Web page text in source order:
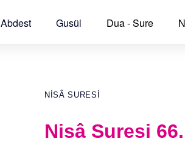
Abdest Gusül Dua - Sure
NISÂ SURESI
Nisâ Suresi